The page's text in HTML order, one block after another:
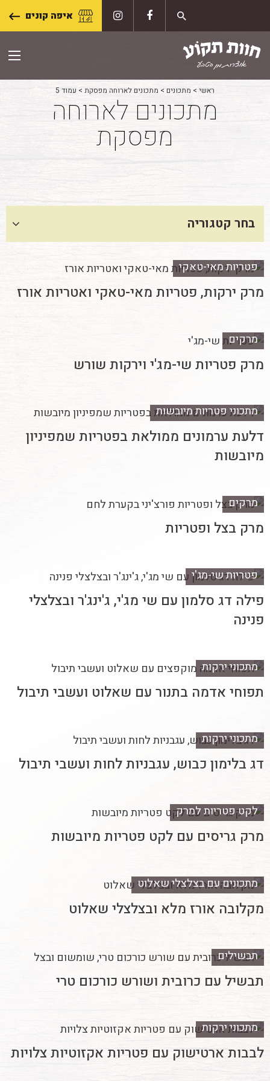
content
איפה קונים
ראשי > מתכונים > מתכונים לארוחה מפסקת > עמוד 5
מתכונים לארוחה
מפסקת
בחר קטגוריה
פטריות מאי-טאקי
מרק ירקות, פטריות מאי-טאקי ואטריות אורז
מרקים
מרק פטריות שי-מג'י וירקות שורש
מתכוני פטריות מיובשות
דלעת ערמונים ממולאת בפטריות שמפיניון
מיובשות
מרקים
מרק בצל ופטריות
פטריות שי-מג'י
פילה דג סלמון עם שי מג'י, ג'ינג'ר ובצלצלי
פנינה
מתכוני ירקות
תפוחי אדמה בתנור עם שאלוט ועשבי תיבול
מתכוני ירקות
דג בלימון כבוש, עגבניות לחות ועשבי תיבול
לקט פטריות למרק
מרק גריסים עם לקט פטריות מיובשות
מתכונים עם בצלצלי שאלוט
מקלובה אורז מלא ובצלצלי שאלוט
תבשילים
תבשיל עם כרובית ושורש כורכום טרי
מתכוני ירקות
לבבות ארטישוק עם פטריות אקזוטיות צלויות